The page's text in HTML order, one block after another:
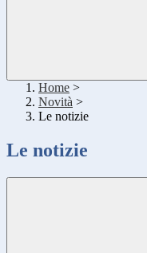
Home >
Novità >
Le notizie
Le notizie